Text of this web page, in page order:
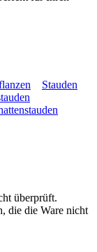
Stauden
überprüft.
die die Ware nicht